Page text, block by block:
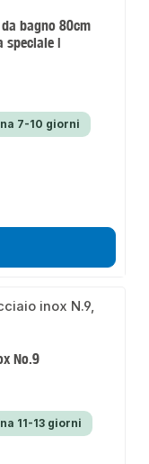
bagno 80cm
speciale |
7-10 giorni
No.9
11-13 giorni